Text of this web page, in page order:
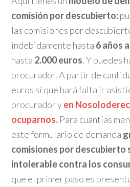
comisión por descubierto:
las comisiones por
indebidamente hasta 6 años
hasta 2.000 euros. Y puedes
procurador. A partir de
euros sí que hará falta ir
procurador yen
ocuparnos. Para cuantías
este formulario de demanda
comisiones por descubierto
intolerable contra los
que el primer paso es